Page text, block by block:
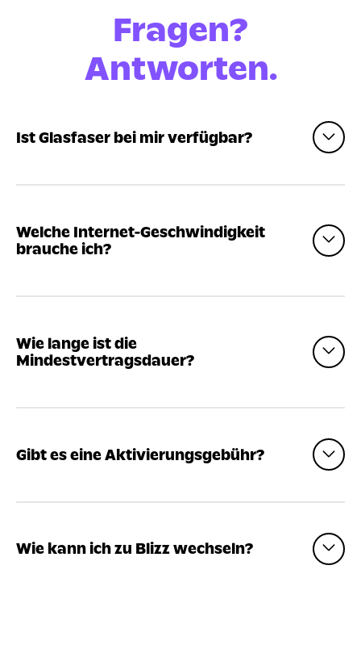
Fragen?
Antworten.
Ist Glasfaser bei mir verfügbar?
Welche Internet-Geschwindigkeit
brauche ich?
Wie lange ist die
Mindestvertragsdauer?
Gibt es eine Aktivierungsgebühr?
Wie kann ich zu Blizz wechseln?